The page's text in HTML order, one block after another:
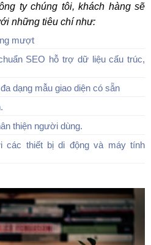
ty chúng tôi, khách hàng sẽ
những tiêu chí như:
mượt
SEO hỗ trợ dữ liệu cấu trúc,
dạng mẫu giao diện có sẵn
thiện người dùng.
các thiết bị di động và máy tính